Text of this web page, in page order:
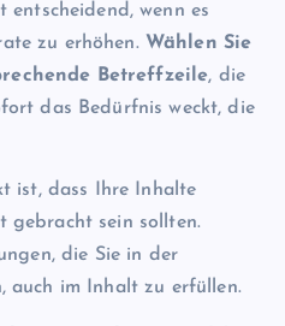
wenn es
zu erhöhen. Wählen Sie
Betreffzeile, die
das Bedürfnis weckt, die
ist, dass Ihre Inhalte
gebracht sein sollten.
die Sie in der
auch im Inhalt zu erfüllen.